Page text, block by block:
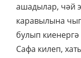
ашадылар, чәй
каравылына
булып
Сафа килеп,